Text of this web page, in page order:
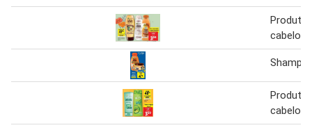
cabelo
cabelo